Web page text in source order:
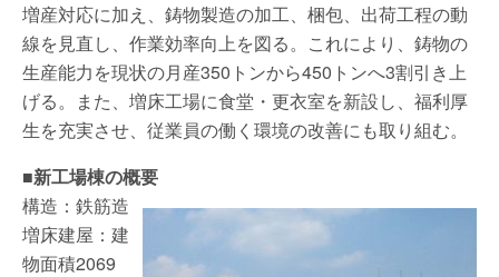
増産対応に加え、鋳物製造の加工、梱包、出荷工程の動
線を見直し、作業効率向上を図る。これにより、鋳物の
生産能力を現状の月産350トンから450トンへ3割引き上
げる。また、増床工場に食堂・更衣室を新設し、福利厚
生を充実させ、従業員の働く環境の改善にも取り組む。
■新工場棟の概要
構造：鉄筋造
増床建屋：建
物面積2069